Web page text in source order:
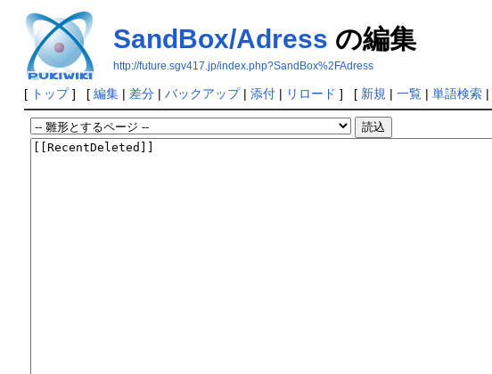
SandBox/Adress の編集
http://future.sgv417.jp/index.php?SandBox%2FAdress
[ トップ] [ 編集| 差分| バックアップ| 添付| リロード ] [ 新規 | 一覧| 単語検索|